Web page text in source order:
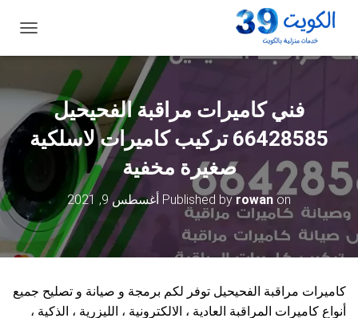
ب
ا
ل
فني كاميرات مراقبة الفحيحيل
66428585 تركيب كاميرات لاسلكية
صغيرة مخفية
Published byrowan on أغسطس 9, 2021
كاميرات مراقبة الفحيحيل توفر لكم برمجة و صيانة و تصليح جميع
أنواع كاميرات المراقبة العادية ، الالكترونية ، الليزرية ، الذكية ،